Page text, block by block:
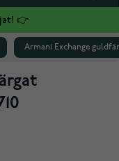
👉
Armani Exchange